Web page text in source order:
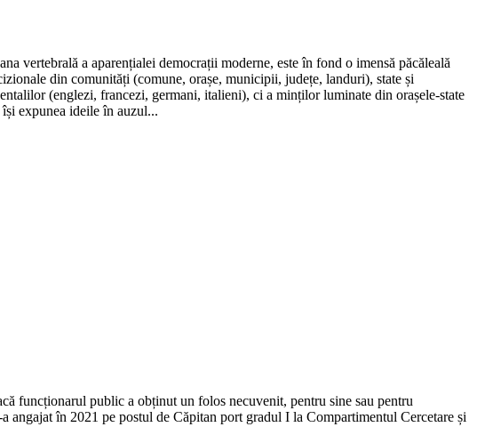
vertebrală a aparențialei democrații moderne, este în fond o imensă păcăleală
din comunități (comune, orașe, municipii, județe, landuri), state și
(englezi, francezi, germani, italieni), ci a minților luminate din orașele-state
expunea ideile în auzul...
funcționarul public a obținut un folos necuvenit, pentru sine sau pentru
în 2021 pe postul de Căpitan port gradul I la Compartimentul Cercetare și